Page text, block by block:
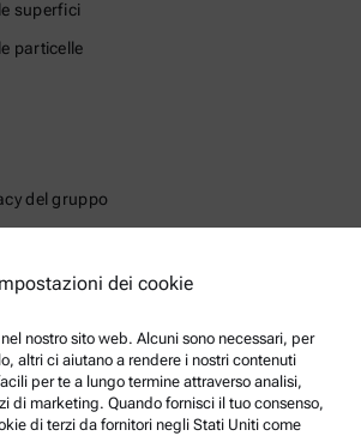
superfici
particelle
del gruppo
dei cookie
nostro sito web. Alcuni sono necessari, per
altri ci aiutano a rendere i nostri contenuti
per te a lungo termine attraverso analisi,
di marketing. Quando fornisci il tuo consenso,
di terzi da fornitori negli Stati Uniti come